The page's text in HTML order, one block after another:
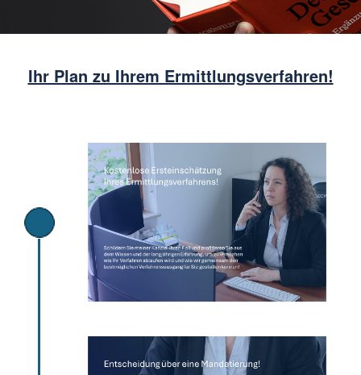
Ihr Plan zu Ihrem Ermittlungsverfahren!